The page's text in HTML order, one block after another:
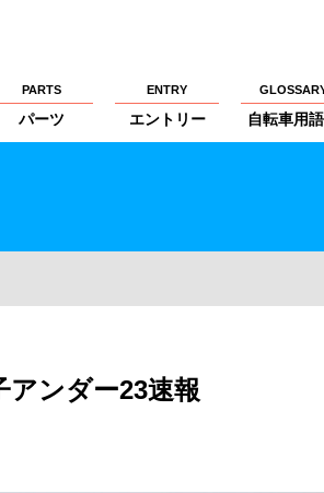
PARTS
パーツ
ENTRY
エントリー 自転車用
アンダー23速報